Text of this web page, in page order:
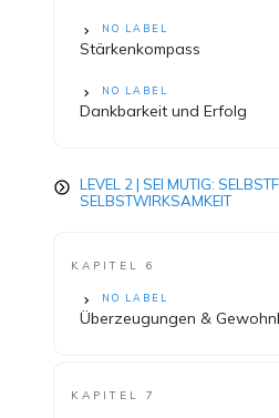
NO LABEL
Stärkenkompass
NO LABEL
Dankbarkeit und Erfolg
LEVEL 2 | SEI MUTIG:
SELBSTWIRKSAMKEIT
KAPITEL 6
NO LABEL
Überzeugungen &
KAPITEL 7